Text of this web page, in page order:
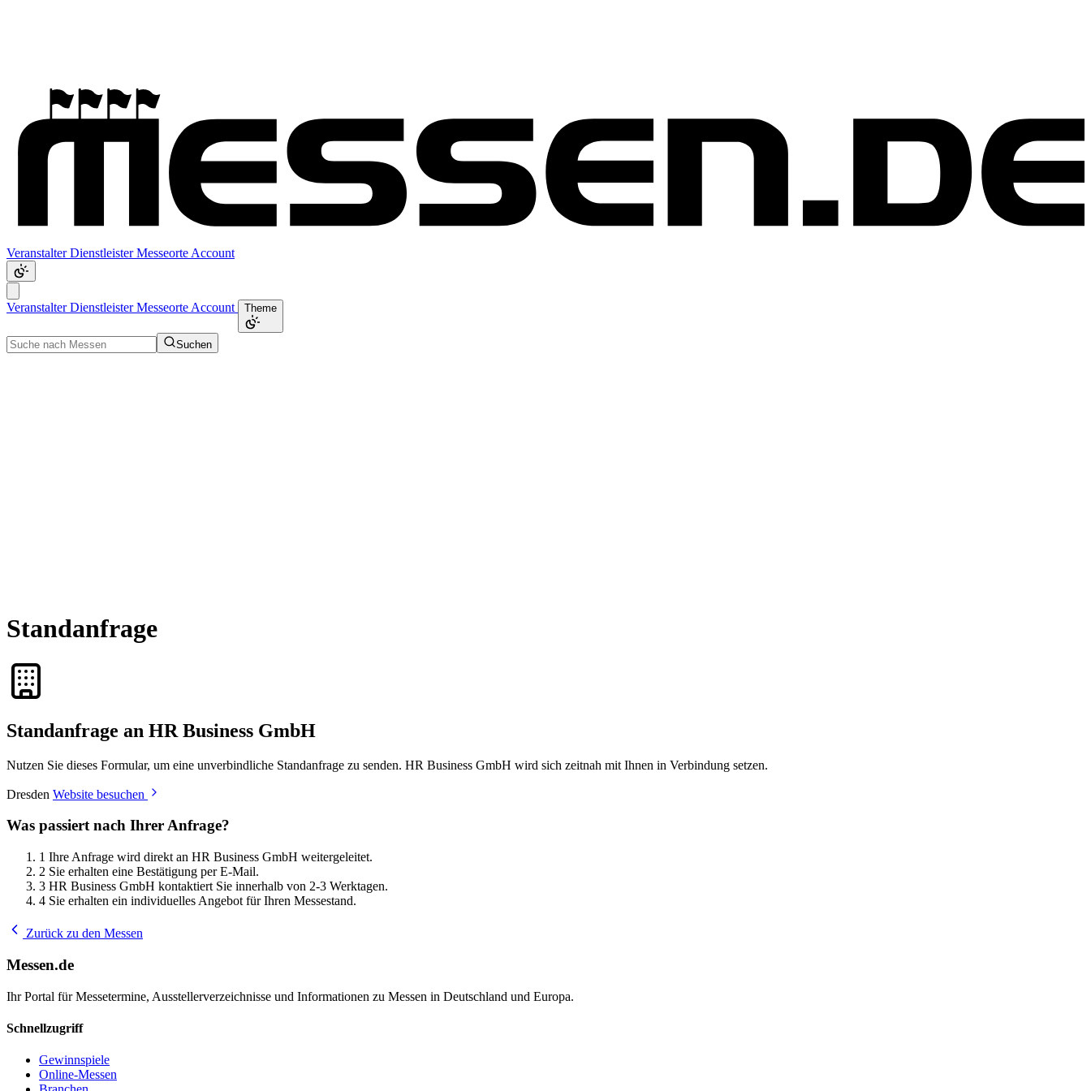
VeranstalterDienstleisterMesseorte Account
VeranstalterDienstleisterMesseorte Account Theme
Suchen
Standanfrage
Standanfrage an HR Business GmbH
Nutzen Sie dieses Formular, um eine unverbindliche Standanfrage zu senden. HR Business GmbH wird sich zeitnah mit Ihnen in Verbindung setzen.
Dresden Website besuchen
Was passiert nach Ihrer Anfrage?
1 Ihre Anfrage wird direkt an HR Business GmbH weitergeleitet.
2 Sie erhalten eine Bestätigung per E-Mail.
3 HR Business GmbH kontaktiert Sie innerhalb von 2-3 Werktagen.
4 Sie erhalten ein individuelles Angebot für Ihren Messestand.
Zurück zu den Messen
Messen.de
Ihr Portal für Messetermine, Ausstellerverzeichnisse und Informationen zu Messen in Deutschland und Europa.
Schnellzugriff
Gewinnspiele
Online-Messen